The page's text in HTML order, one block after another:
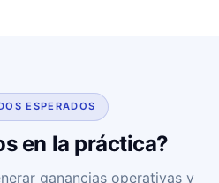
ESPERADOS
en la práctica?
ganancias operativas y